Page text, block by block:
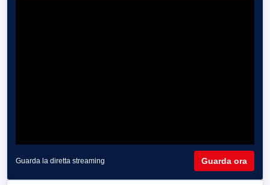
Guarda la diretta streaming Guarda ora